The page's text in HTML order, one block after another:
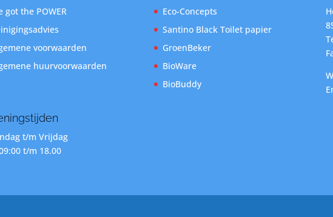
got the POWER
voorwaarden
huurvoorwaarden
t/m Vrijdag
t/m 18.00
Eco-Concepts
Santino Black Toilet papier
GroenBeker
BioWare
BioBuddy